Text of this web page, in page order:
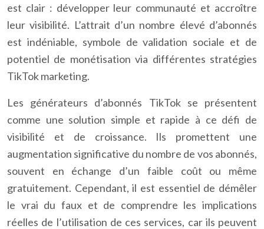
est clair : développer leur communauté et accroître
leur visibilité. L’attrait d’un nombre élevé d’abonnés
est indéniable, symbole de validation sociale et de
potentiel de monétisation via différentes stratégies
TikTok marketing.
Les générateurs d’abonnés TikTok se présentent
comme une solution simple et rapide à ce défi de
visibilité et de croissance. Ils promettent une
augmentation significative du nombre de vos abonnés,
souvent en échange d’un faible coût ou même
gratuitement. Cependant, il est essentiel de démêler
le vrai du faux et de comprendre les implications
réelles de l’utilisation de ces services, car ils peuvent